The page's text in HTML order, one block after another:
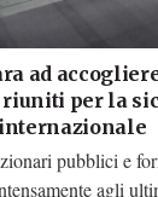
ad
riuniti per la
pubblici e
agli